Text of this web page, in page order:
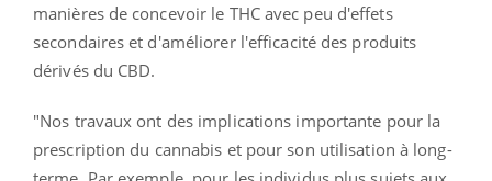
manières de concevoir le THC avec peu d'effets
secondaires et d'améliorer l'efficacité des produits
dérivés du CBD.
"Nos travaux ont des implications importante pour la
prescription du cannabis et pour son utilisation à long-